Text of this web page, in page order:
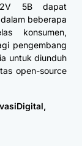
5B dapat
beberapa
konsumen,
pengembang
untuk diunduh
open-source
,